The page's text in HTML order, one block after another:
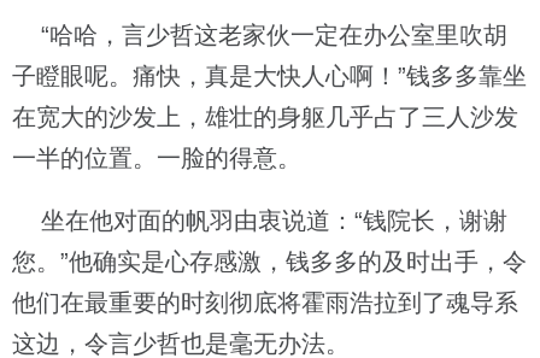
“哈哈，言少哲这老家伙一定在办公室里吹胡
子瞪眼呢。痛快，真是大快人心啊！”钱多多靠坐
在宽大的沙发上，雄壮的身躯几乎占了三人沙发
一半的位置。一脸的得意。
坐在他对面的帆羽由衷说道：“钱院长，谢谢
您。”他确实是心存感激，钱多多的及时出手，令
他们在最重要的时刻彻底将霍雨浩拉到了魂导系
这边，令言少哲也是毫无办法。